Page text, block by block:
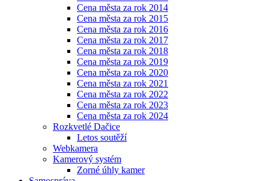
Cena města za rok 2014
Cena města za rok 2015
Cena města za rok 2016
Cena města za rok 2017
Cena města za rok 2018
Cena města za rok 2019
Cena města za rok 2020
Cena města za rok 2021
Cena města za rok 2022
Cena města za rok 2023
Cena města za rok 2024
Rozkvetlé Dačice
Letos soutěží
Webkamera
Kamerový systém
Zorné úhly kamer